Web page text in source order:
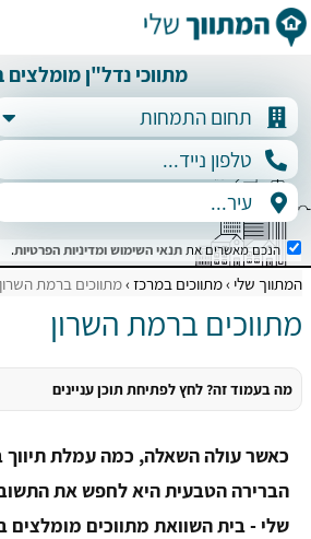
מתווכי נדל"ן מומלצים
הנכם מאשרים אתתנאי השימושומדיניות הפרטיות.
המתווך שלי מתווכים במרכז מתווכים ברמת השרון
מתווכים ברמת השרון
מה בעמוד זה? לחץ לפתיחת תוכן עניינים
כאשר עולה השאלה, כמה עמלת תיווך
הברירה הטבעית היא לחפש את
שלי - בית השוואת מתווכים מומלצים